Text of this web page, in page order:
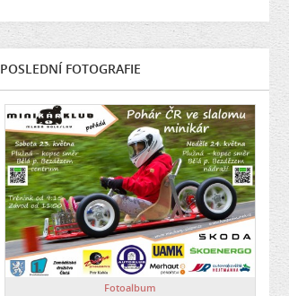
POSLEDNÍ FOTOGRAFIE
Fotoalbum